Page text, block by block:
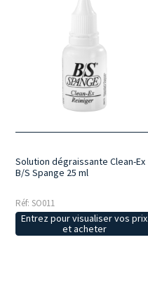
Solution dégraissante Clean-Ex
B/S Spange 25 ml
Réf: SO011
Entrez pour visualiser vos prix
et acheter